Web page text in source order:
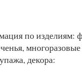
по изделиям:
декора: